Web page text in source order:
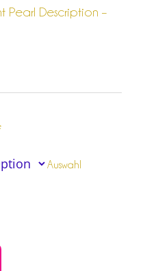
Pearl Description –
Auswahl